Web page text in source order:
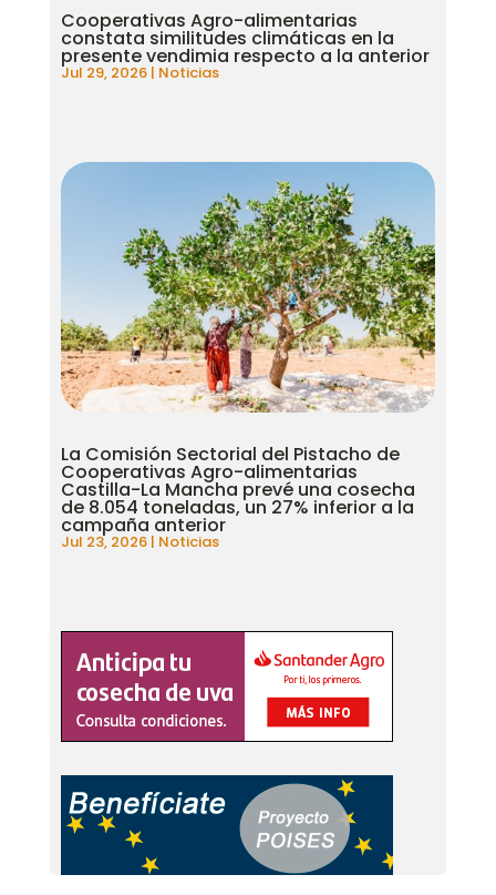
Cooperativas Agro-alimentarias
constata similitudes climáticas en la
presente vendimia respecto a la anterior
Jul 29, 2026| Noticias
La Comisión Sectorial del Pistacho de
Cooperativas Agro-alimentarias
Castilla-La Mancha prevé una cosecha
de 8.054 toneladas, un 27% inferior a la
campaña anterior
Jul 23, 2026| Noticias